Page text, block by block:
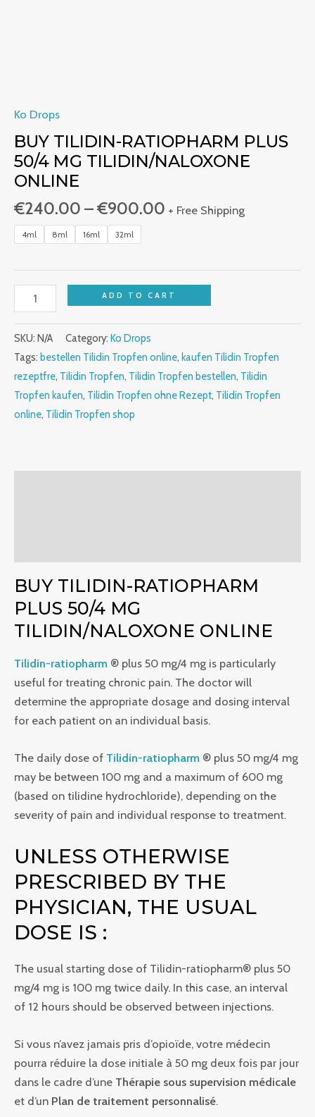
Ko Drops
BUY TILIDIN-RATIOPHARM PLUS
50/4 MG TILIDIN/NALOXONE
ONLINE
€240.00 –€900.00 + Free Shipping
4ml 8ml 16ml 32ml
ADD TO CART
SKU: N/A Category: Ko Drops
Tags: bestellen Tilidin Tropfen online, kaufen Tilidin Tropfen
rezeptfre, Tilidin Tropfen, Tilidin Tropfen bestellen, Tilidin
Tropfen kaufen, Tilidin Tropfen ohne Rezept, Tilidin Tropfen
online, Tilidin Tropfen shop
BUY TILIDIN-RATIOPHARM
PLUS 50/4 MG
TILIDIN/NALOXONE ONLINE
Tilidin-ratiopharm ® plus 50 mg/4 mg is particularly
useful for treating chronic pain. The doctor will
determine the appropriate dosage and dosing interval
for each patient on an individual basis.
The daily dose of Tilidin-ratiopharm ® plus 50 mg/4 mg
may be between 100 mg and a maximum of 600 mg
(based on tilidine hydrochloride), depending on the
severity of pain and individual response to treatment.
UNLESS OTHERWISE
PRESCRIBED BY THE
PHYSICIAN, THE USUAL
DOSE IS :
The usual starting dose of Tilidin-ratiopharm® plus 50
mg/4 mg is 100 mg twice daily. In this case, an interval
of 12 hours should be observed between injections.
Si vous n’avez jamais pris d’opioïde, votre médecin
pourra réduire la dose initiale à 50 mg deux fois par jour
dans le cadre d’une Thérapie sous supervision médicale
et d’un Plan de traitement personnalisé.